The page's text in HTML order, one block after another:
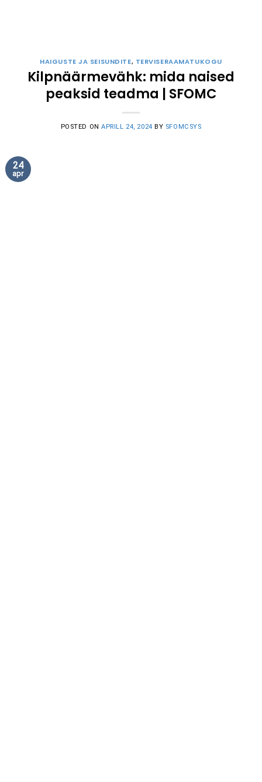
HAIGUSTE JA SEISUNDITE, TERVISERAAMATUKOGU
Kilpnäärmevähk: mida naised
peaksid teadma | SFOMC
POSTED ONAPRILL 24, 2024 BY SFOMCSYS
24
apr